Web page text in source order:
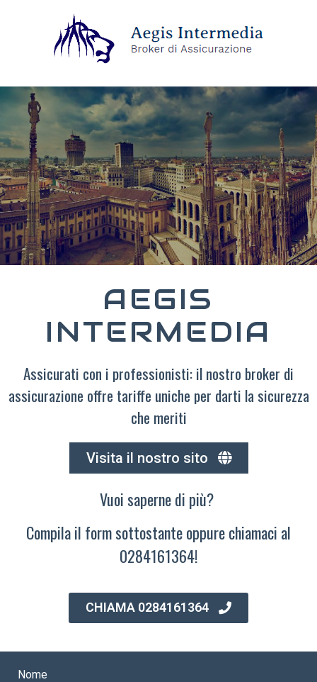
AEGIS
INTERMEDIA
Assicurati con i professionisti: il nostro broker di
assicurazione offre tariffe uniche per darti la sicurezza
che meriti
Visita il nostro sito
Vuoi saperne di più?
Compila il form sottostante oppure chiamaci al
0284161364!
CHIAMA 0284161364
Nome